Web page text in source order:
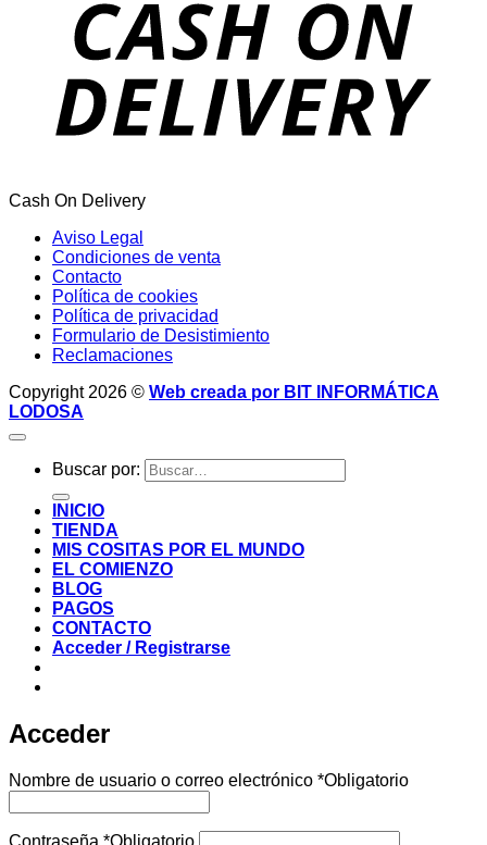
Cash On Delivery
Aviso Legal
Condiciones de venta
Contacto
Política de cookies
Política de privacidad
Formulario de Desistimiento
Reclamaciones
Copyright 2026 © Web creada por BIT INFORMÁTICA
LODOSA
Buscar por:
INICIO
TIENDA
MIS COSITAS POR EL MUNDO
EL COMIENZO
BLOG
PAGOS
CONTACTO
Acceder / Registrarse
Acceder
Nombre de usuario o correo electrónico *Obligatorio